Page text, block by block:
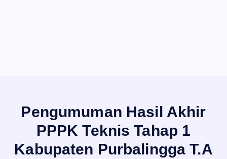
Pengumuman Hasil Akhir
PPPK Teknis Tahap 1
Kabupaten Purbalingga T.A